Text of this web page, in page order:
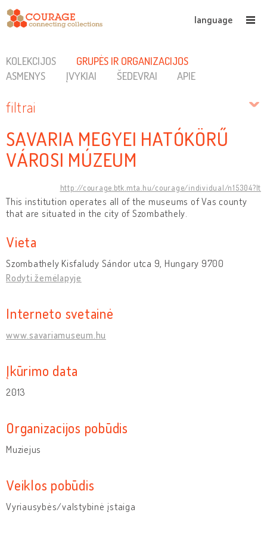
language
KOLEKCIJOS
GRUPĖS IR ORGANIZACIJOS
ASMENYS
ĮVYKIAI ŠEDEVRAI APIE
filtrai
SAVARIA MEGYEI HATÓKÖRŰ
VÁROSI MÚZEUM
http://courage.btk.mta.hu/courage/individual/n15304?lt
This institution operates all of the museums of Vas county
that are situated in the city of Szombathely.
Vieta
Szombathely Kisfaludy Sándor utca 9, Hungary 9700
Rodyti žemėlapyje
Interneto svetainė
www.savariamuseum.hu
Įkūrimo data
2013
Organizacijos pobūdis
Muziejus
Veiklos pobūdis
Vyriausybės/valstybinė įstaiga